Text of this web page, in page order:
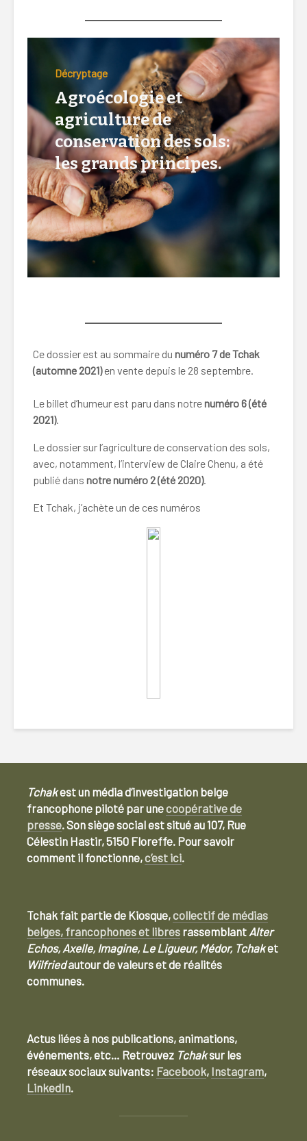
Décryptage
Agroécologie et
agriculture de
conservation des sols:
les grands principes.
Lire la suite ici…
Ce dossier est au sommaire du numéro 7 de Tchak
(automne 2021)en vente depuis le 28 septembre.
Le billet d’humeur est paru dans notrenuméro 6 (été
2021).
Le dossier sur l’agriculture de conservation des sols,
avec, notamment, l’interview de Claire Chenu, a été
publié dans notre numéro 2 (été 2020).
Et Tchak, j’achète un de ces numéros
Tchakest un média d’investigation belge
francophone piloté par unecoopérative de
presse. Son siège social est situé au 107, Rue
Célestin Hastir, 5150 Floreffe. Pour savoir
comment il fonctionne,c’est ici.
Tchak fait partie de Kiosque,collectif de médias
belges, francophones et libres rassemblant Alter
Echos, Axelle, Imagine, Le Ligueur, Médor, Tchaket
Wilfriedautour de valeurs et de réalités
communes.
Actus liées à nos publications, animations,
événements, etc… Retrouvez Tchaksur les
réseaux sociaux suivants: Facebook, Instagram,
LinkedIn.